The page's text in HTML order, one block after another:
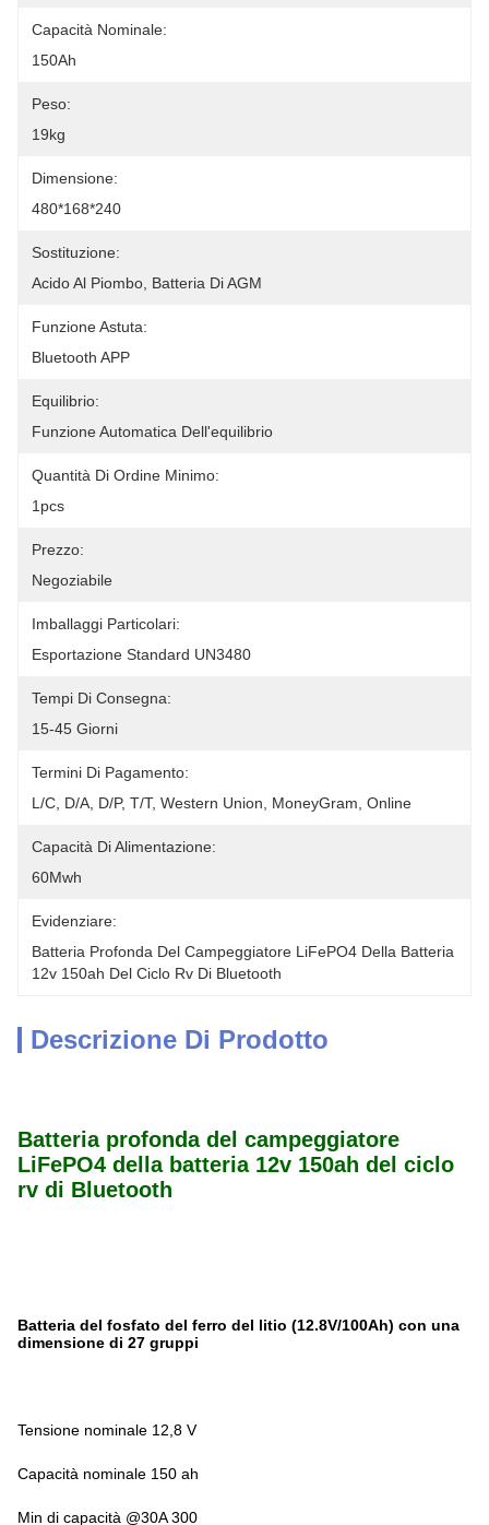
Capacità Nominale:
150Ah
Peso:
19kg
Dimensione:
480*168*240
Sostituzione:
Acido Al Piombo, Batteria Di AGM
Funzione Astuta:
Bluetooth APP
Equilibrio:
Funzione Automatica Dell'equilibrio
Quantità Di Ordine Minimo:
1pcs
Prezzo:
Negoziabile
Imballaggi Particolari:
Esportazione Standard UN3480
Tempi Di Consegna:
15-45 Giorni
Termini Di Pagamento:
L/C, D/A, D/P, T/T, Western Union, MoneyGram, Online
Capacità Di Alimentazione:
60Mwh
Evidenziare:
Batteria Profonda Del Campeggiatore LiFePO4 Della Batteria
12v 150ah Del Ciclo Rv Di Bluetooth
Descrizione Di Prodotto
Batteria profonda del campeggiatore
LiFePO4 della batteria 12v 150ah del ciclo
rv di Bluetooth
Batteria del fosfato del ferro del litio (12.8V/100Ah) con una
dimensione di 27 gruppi
Tensione nominale 12,8 V
Capacità nominale 150 ah
Min di capacità @30A 300